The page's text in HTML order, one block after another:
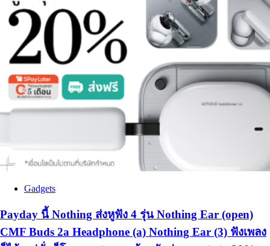
Gadgets
Payday นี้ Nothing ส่งหูฟัง 4 รุ่น Nothing Ear (open)
CMF Buds 2a Headphone (a) Nothing Ear (3) ฟังเพลง